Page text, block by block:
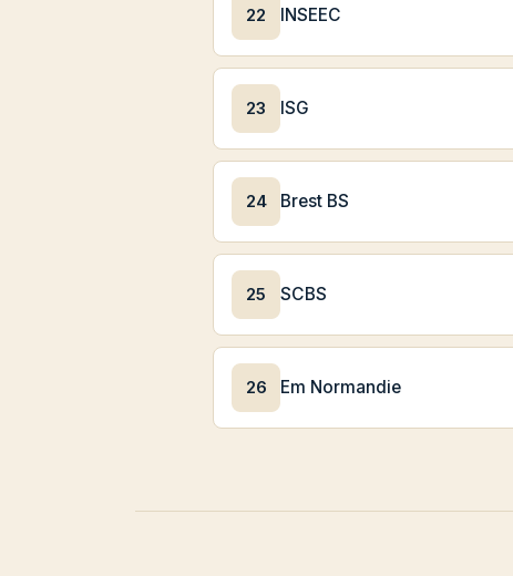
22 INSEEC
23 ISG
24 Brest BS
25 SCBS
26 Em Normandie